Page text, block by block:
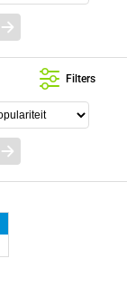
Filters